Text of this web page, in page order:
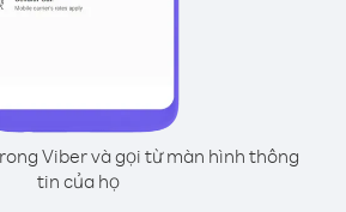
Viber và gọi từ màn hình thông
tin của họ